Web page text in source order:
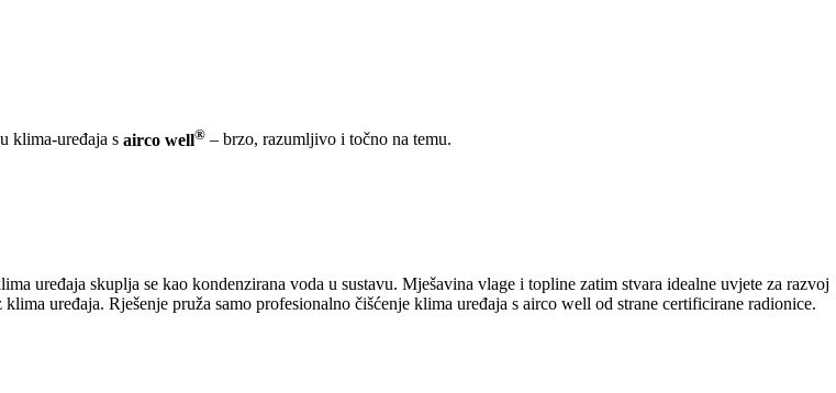
klima-uređaja s airco well® – brzo, razumljivo i točno na temu.
uređaja skuplja se kao kondenzirana voda u sustavu. Mješavina vlage i topline zatim stvara idealne uvjete za razvoj
uređaja. Rješenje pruža samo profesionalno čišćenje klima uređaja s airco well od strane certificirane radionice.